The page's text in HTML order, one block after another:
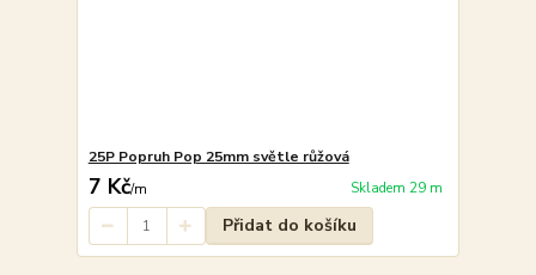
25P Popruh Pop 25mm světle růžová
7 Kč/m Skladem 29 m
Přidat do košíku